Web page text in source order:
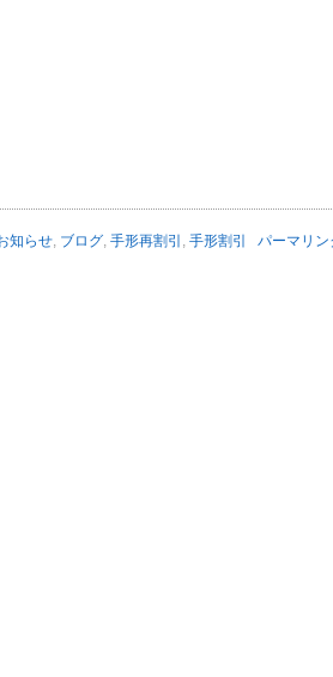
知らせ ブログ 手形再割引 手形割引 パーマリン